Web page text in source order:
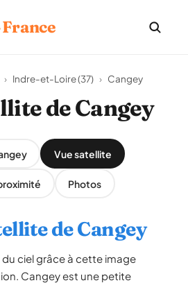
France
› Indre-et-Loire (37) › Cangey
de Cangey
Vue satellite
Photos
de Cangey
du ciel grâce à cette image
Cangey est une petite